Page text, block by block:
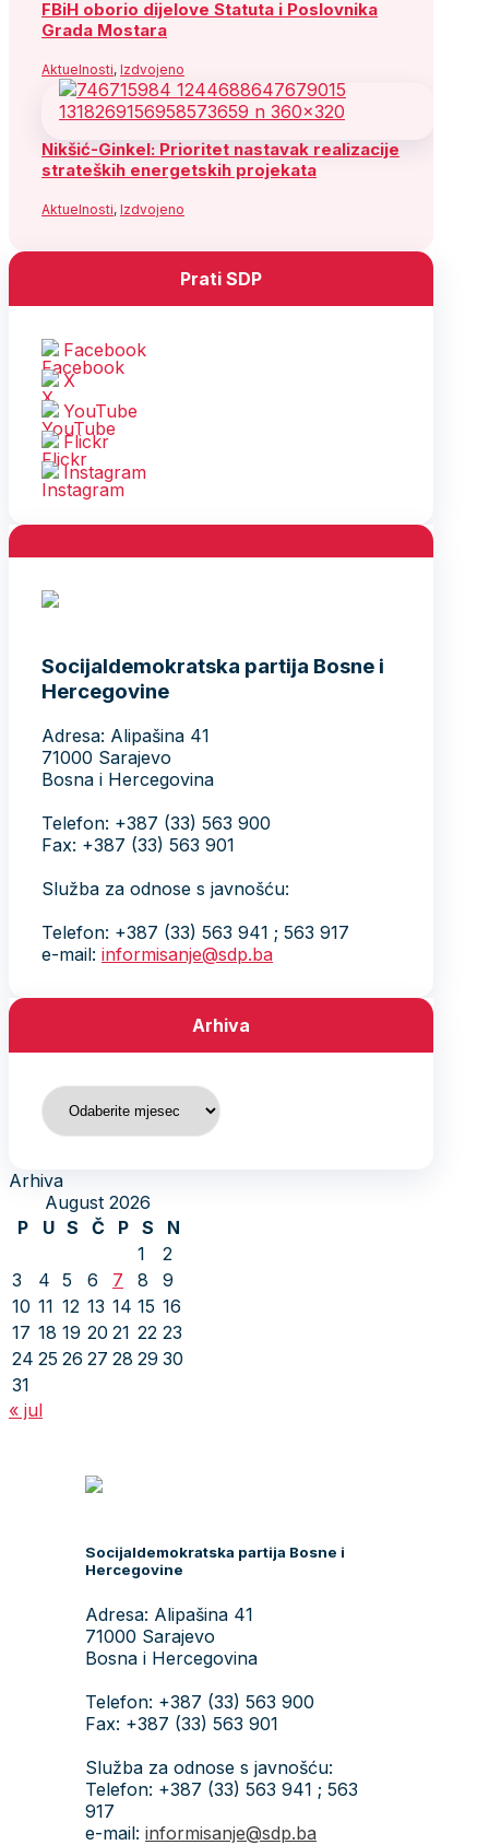
FBiH oborio dijelove Statuta i Poslovnika
Grada Mostara
Aktuelnosti, Izdvojeno
Nikšić-Ginkel: Prioritet nastavak realizacije
strateških energetskih projekata
Aktuelnosti, Izdvojeno
Prati SDP
Facebook
X
YouTube
Flickr
Instagram
Socijaldemokratska partija Bosne i
Hercegovine
Adresa: Alipašina 41
71000 Sarajevo
Bosna i Hercegovina
Telefon: +387 (33) 563 900
Fax: +387 (33) 563 901
Služba za odnose s javnošću:
Telefon: +387 (33) 563 941 ; 563 917
e-mail: informisanje@sdp.ba
Arhiva
Arhiva
Arhiva
August 2026
P
U S Č P S
N
1
2
3
4 5 6 7 8
9
10 11 12 13 14 15 16
17 18 19 20 21 22 23
24 25 26 27 28 29 30
31
« jul
Socijaldemokratska partija Bosne i
Hercegovine
Adresa: Alipašina 41
71000 Sarajevo
Bosna i Hercegovina
Telefon: +387 (33) 563 900
Fax: +387 (33) 563 901
Služba za odnose s javnošću:
Telefon: +387 (33) 563 941 ; 563
917
e-mail: informisanje@sdp.ba